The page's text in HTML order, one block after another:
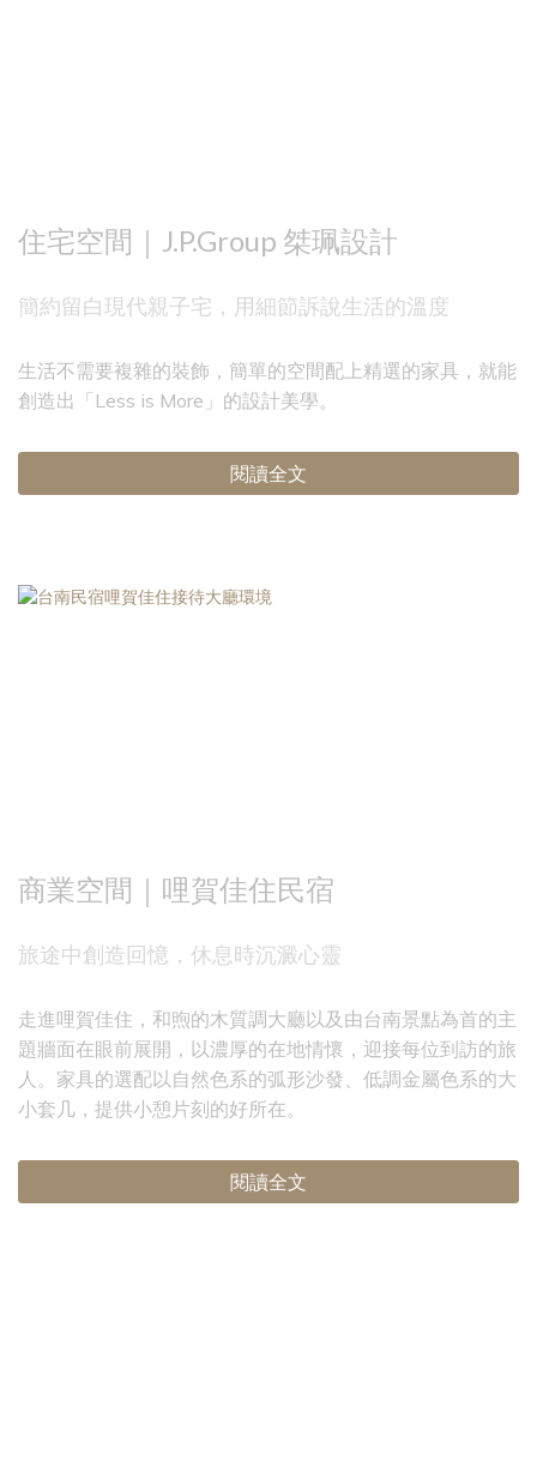
住宅空間｜J.P.Group 桀珮設計
簡約留白現代親子宅，用細節訴說生活的溫度
生活不需要複雜的裝飾，簡單的空間配上精選的家具，就能
創造出「Less is More」的設計美學。
閱讀全文
商業空間｜哩賀佳住民宿
旅途中創造回憶，休息時沉澱心靈
走進哩賀佳住，和煦的木質調大廳以及由台南景點為首的主
題牆面在眼前展開，以濃厚的在地情懷，迎接每位到訪的旅
人。家具的選配以自然色系的弧形沙發、低調金屬色系的大
小套几，提供小憩片刻的好所在。
閱讀全文